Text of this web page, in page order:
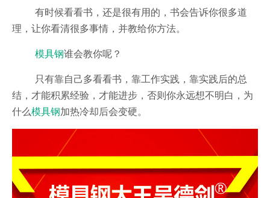
有时候看看书，还是很有用的，书会告诉你很多道
理，让你看清很多事情，并教给你方法。
模具钢谁会教你呢？
只有靠自己多看看书，靠工作实践，靠实践后的总
结，才能积累经验，才能进步，否则你永远想不明白，为
什么模具钢加热冷却后会变硬。